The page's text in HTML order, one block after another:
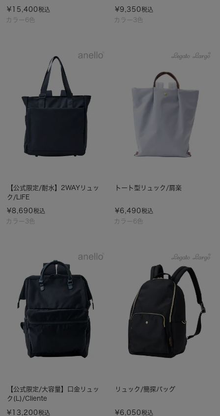
カラー6色
¥ 15,400税込
カラー3色
¥9,350税込
カラー3色
【公式限定/耐水】2WAYリュッ
ク/LIFE
¥8,690税込
カラー6色
トート型リュック/肩楽
¥6,490税込
【公式限定/大容量】口金リュッ
ク(L)/Cliente
¥ 13,200税込
リュック/簡探バッグ
¥6,050税込